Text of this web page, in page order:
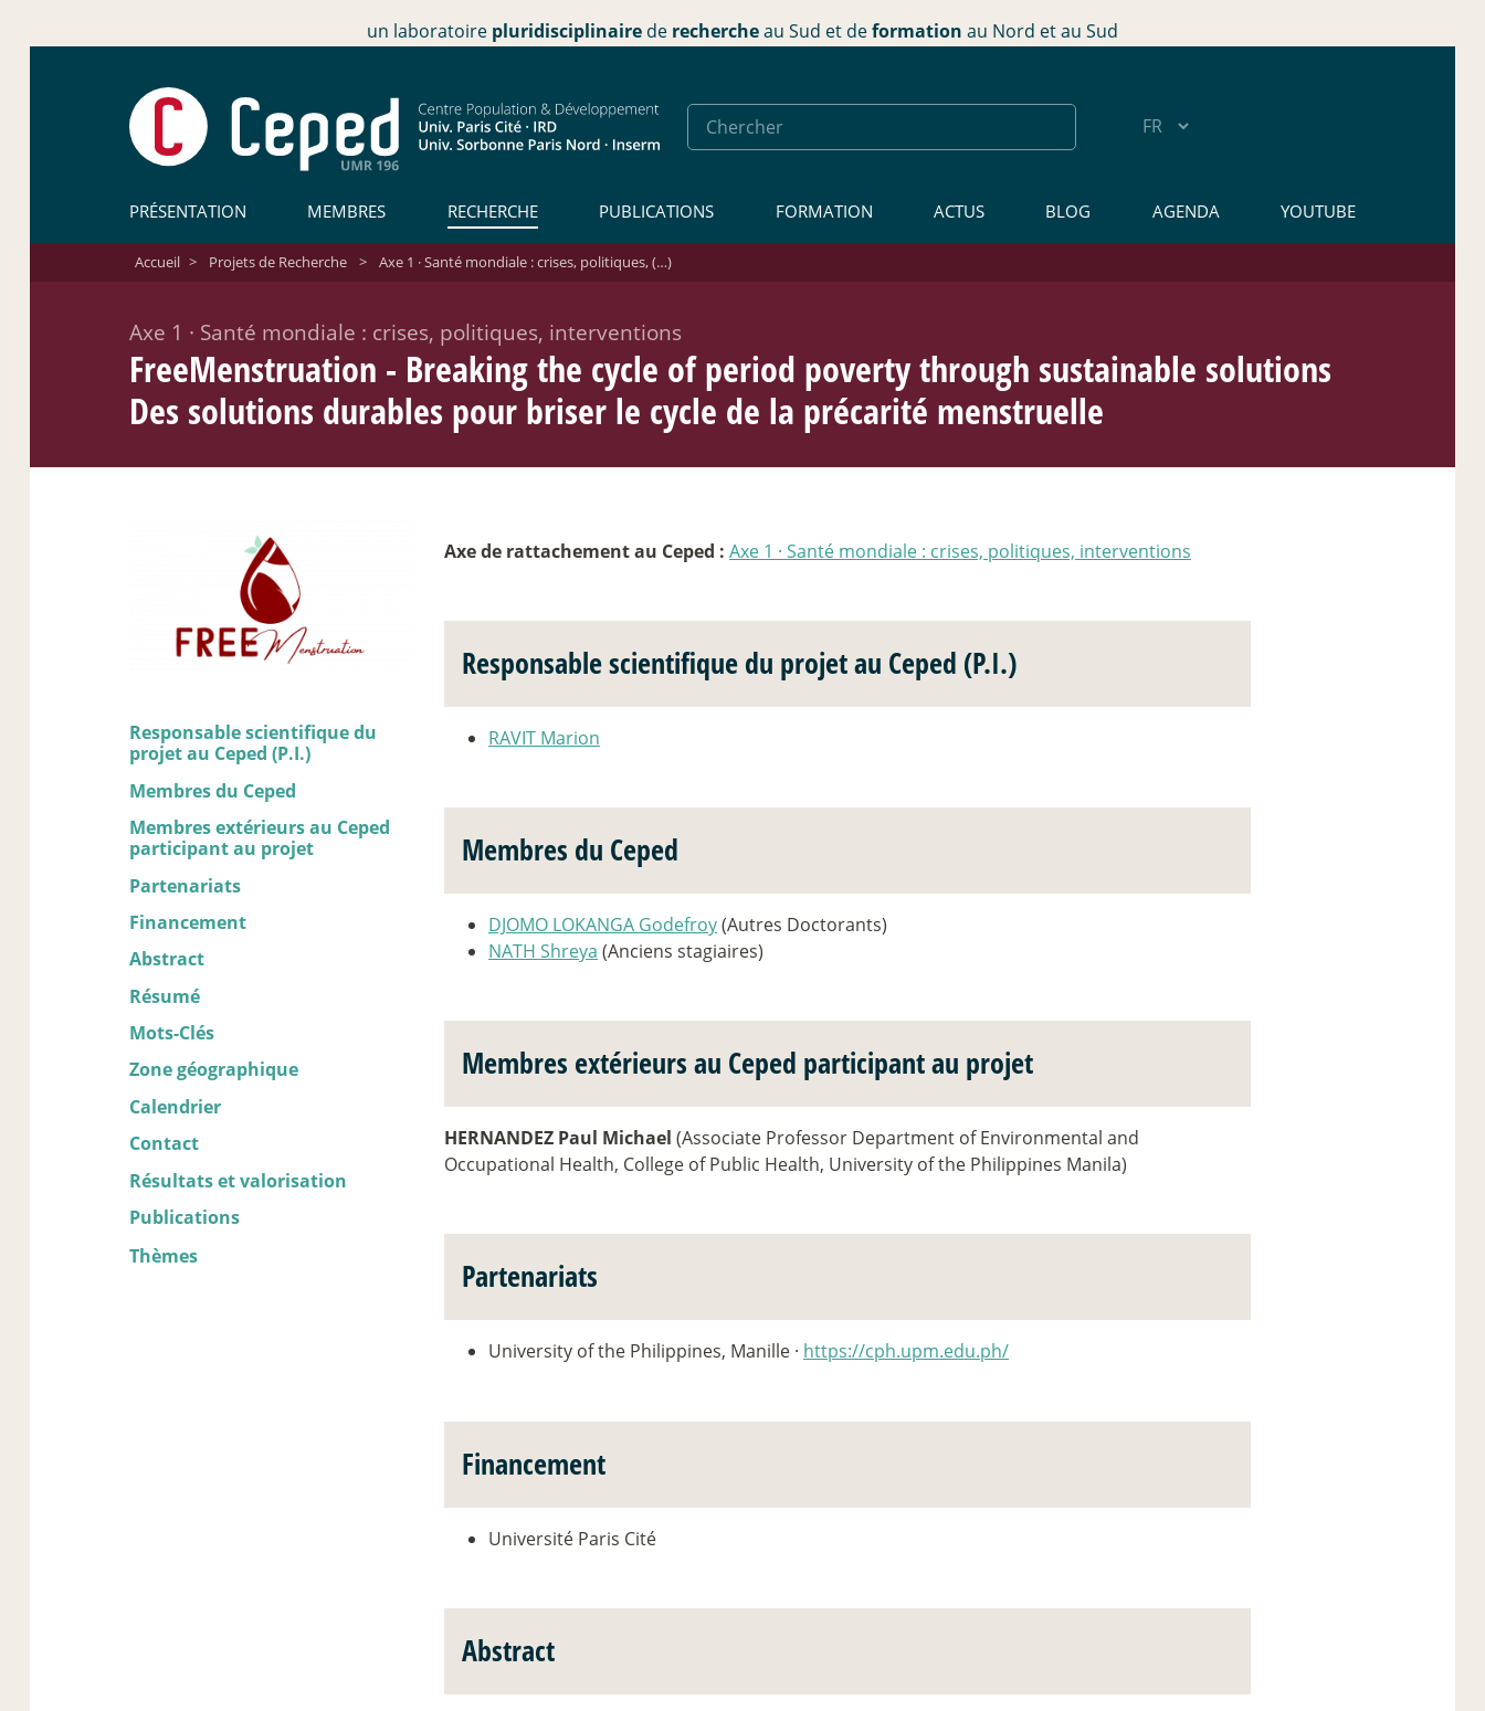
un laboratoire pluridisciplinaire de rechercheau Sud et deformation au Nord et au Sud
PRÉSENTATION MEMBRES RECHERCHE PUBLICATIONS FORMATION ACTUS BLOG AGENDA YOUTUBE
Accueil > Projets de Recherche > Axe 1 · Santé mondiale : crises, politiques, (…)
Axe 1 · Santé mondiale : crises, politiques, interventions
FreeMenstruation - Breaking the cycle of period poverty through sustainable solutions
Des solutions durables pour briser le cycle de la précarité menstruelle
Responsable scientifique du
projet au Ceped (P.I.)
Membres du Ceped
Membres extérieurs au Ceped
participant au projet
Partenariats
Financement
Abstract
Résumé
Mots-Clés
Zone géographique
Calendrier
Contact
Résultats et valorisation
Publications
Thèmes
Axe de rattachement au Ceped : Axe 1 · Santé mondiale : crises, politiques, interventions
Responsable scientifique du projet au Ceped (P.I.)
RAVIT Marion
Membres du Ceped
DJOMO LOKANGA Godefroy(Autres Doctorants)
NATH Shreya (Anciens stagiaires)
Membres extérieurs au Ceped participant au projet
HERNANDEZ Paul Michael (Associate Professor Department of Environmental and
Occupational Health, College of Public Health, University of the Philippines Manila)
Partenariats
University of the Philippines, Manille · https://cph.upm.edu.ph/
Financement
Université Paris Cité
Abstract